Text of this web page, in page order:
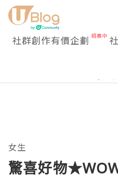
社群創作有價企劃
女生
驚喜好物